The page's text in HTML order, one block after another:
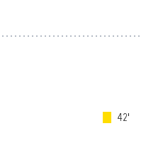
42'